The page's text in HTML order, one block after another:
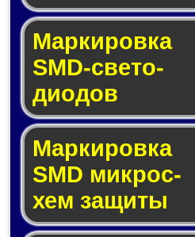
Маркировка
SMD-све­то­
дио­дов
Мар­ки­ров­ка
SMD мик­рос­
хем защиты